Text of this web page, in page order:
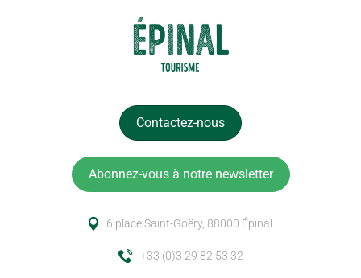
Contactez-nous
Abonnez-vous à notre newsletter
6 place Saint-Goëry, 88000 Épinal
+33 (0)3 29 82 53 32